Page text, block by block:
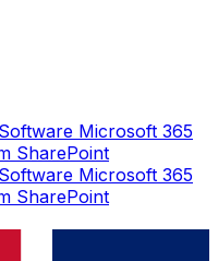
Microsoft 365
SharePoint
Microsoft 365
SharePoint